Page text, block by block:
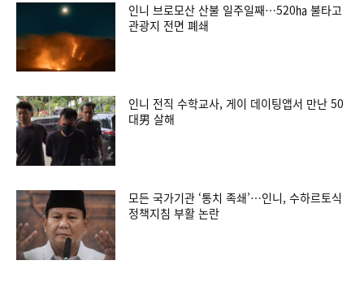
인니 브로모산 산불 일주일째…520㏊ 불타고
관광지 전면 폐쇄
인니 전직 수학교사, 게이 데이팅앱서 만난 50
대男 살해
모든 국가기관 ‘통치 족쇄’…인니, 수하르토식
정책지침 부활 논란